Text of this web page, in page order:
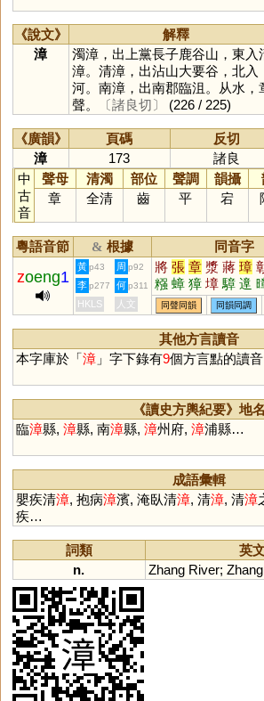
《說文》 解釋
漳
濁漳，出上黨長子鹿谷山，東入
漳。清漳，出沾山大要谷，北入
河。南漳，出南郡臨沮。从水，
聲。
〔諸良切〕 (226 / 225)
《廣韻》 頁碼 反切
漳
173
諸良
中
古
音
聲母 清濁 部位 聲調 韻攝
章
全清 齒 平 宕
粵語音節 & 根據 同音字
zoeng1
黃 p43 周 p92 將 張 章 漿 蔣 璋
糨 蟑 獐 墇 騿 遧
慞 嫜 傽
李 p277 何 p311
HKLS 人文 同聲同韻 同韻同調
其他方言讀音
本字庫於「漳」字下錄有9個方言點的讀音
《讀史方輿紀要》地名
臨漳縣, 漳縣, 南漳縣, 漳州府, 漳浦縣…
成語彙輯
嬰疾清漳, 抱病漳濱, 淹臥清漳, 清漳, 清漳
疾…
詞類
英
n.
Zhang River; Zhang